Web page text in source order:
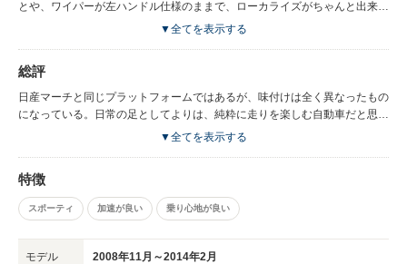
とや、ワイパーが左ハンドル仕様のままで、ローカライズがちゃんと出来て
いない。売るならそういうところも気にしてほしい。
▼全てを表示する
総評
日産マーチと同じプラットフォームではあるが、味付けは全く異なったもの
になっている。日常の足としてよりは、純粋に走りを楽しむ自動車だと思
▼全てを表示する
特徴
スポーティ 加速が良い 乗り心地が良い
モデル 2008年11月～2014年2月